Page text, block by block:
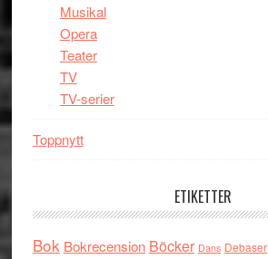
Musikal
Opera
Teater
TV
TV-serier
Toppnytt
ETIKETTER
Bok Bokrecension Böcker Dans Debaser